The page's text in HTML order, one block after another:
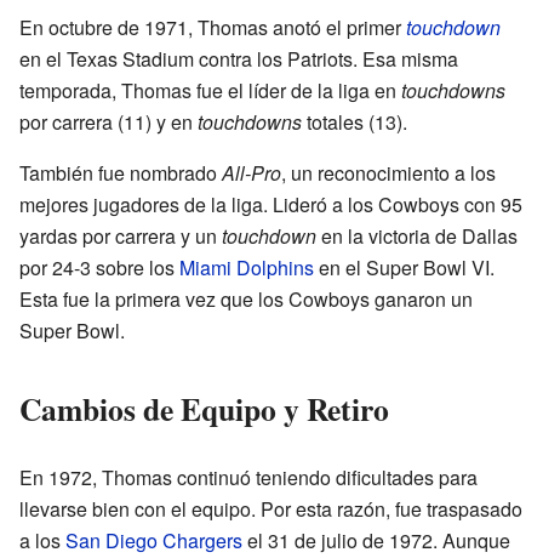
En octubre de 1971, Thomas anotó el primertouchdown
en el Texas Stadium contra los Patriots. Esa misma
temporada, Thomas fue el líder de la liga en touchdowns
por carrera (11) y en touchdownstotales (13).
También fue nombradoAll-Pro, un reconocimiento a los
mejores jugadores de la liga. Lideró a los Cowboys con 95
yardas por carrera y un touchdownen la victoria de Dallas
por 24-3 sobre los Miami Dolphinsen el Super Bowl VI.
Esta fue la primera vez que los Cowboys ganaron un
Super Bowl.
Cambios de Equipo y Retiro
En 1972, Thomas continuó teniendo dificultades para
llevarse bien con el equipo. Por esta razón, fue traspasado
a losSan Diego Chargersel 31 de julio de 1972. Aunque